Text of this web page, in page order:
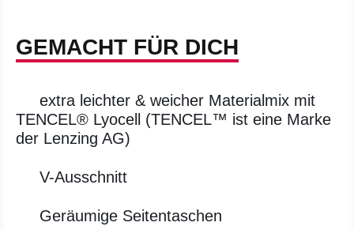
GEMACHT FÜR DICH
extra leichter & weicher Materialmix mit
TENCEL® Lyocell (TENCEL™ ist eine Marke
der Lenzing AG)
V-Ausschnitt
Geräumige Seitentaschen